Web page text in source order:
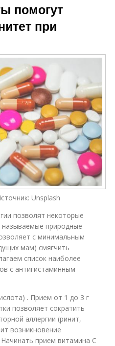
помогут
при
Unsplash
позволят некоторые
природные
с минимальным
мам) смягчить
список наиболее
с антигистаминным
. Прием от 1 до 3 г
позволяет сократить
аллергии (ринит,
возникновение
прием витамина С